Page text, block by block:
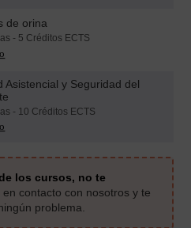
de orina
- 5 Créditos ECTS
Asistencial y Seguridad del
- 10 Créditos ECTS
los cursos, no te
en contacto con nosotros y te
problema.